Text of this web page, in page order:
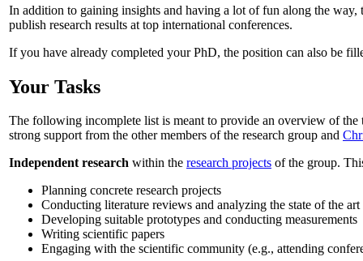
In addition to gaining insights and having a lot of fun along the way,
publish research results at top international conferences.
If you have already completed your PhD, the position can also be
Your Tasks
The following incomplete list is meant to provide an overview of
strong support from the other members of the research group and
Independent research within the research projects of the group.
Planning concrete research projects
Conducting literature reviews and analyzing the state of the art
Developing suitable prototypes and conducting measurements
Writing scientific papers
Engaging with the scientific community (e.g., attending